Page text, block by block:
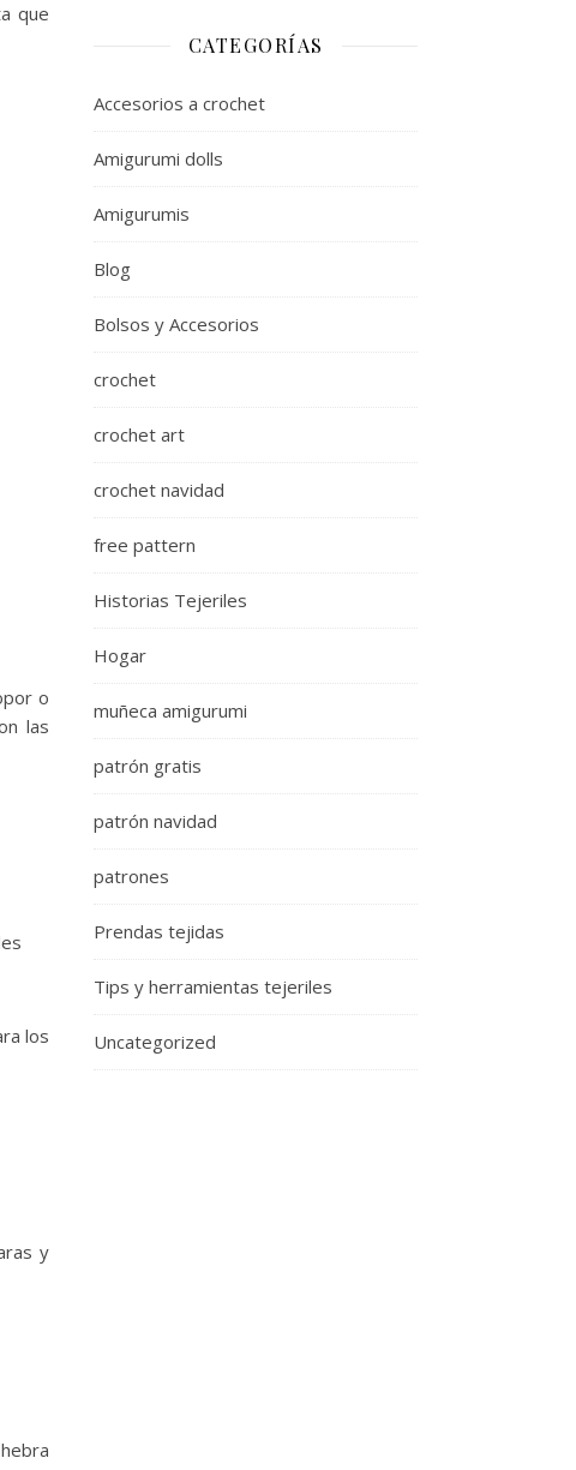
que
o
las
los
y
CATEGORÍAS
Accesorios a crochet
Amigurumi dolls
Amigurumis
Blog
Bolsos y Accesorios
crochet
crochet art
crochet navidad
free pattern
Historias Tejeriles
Hogar
muñeca amigurumi
patrón gratis
patrón navidad
patrones
Prendas tejidas
Tips y herramientas tejeriles
Uncategorized